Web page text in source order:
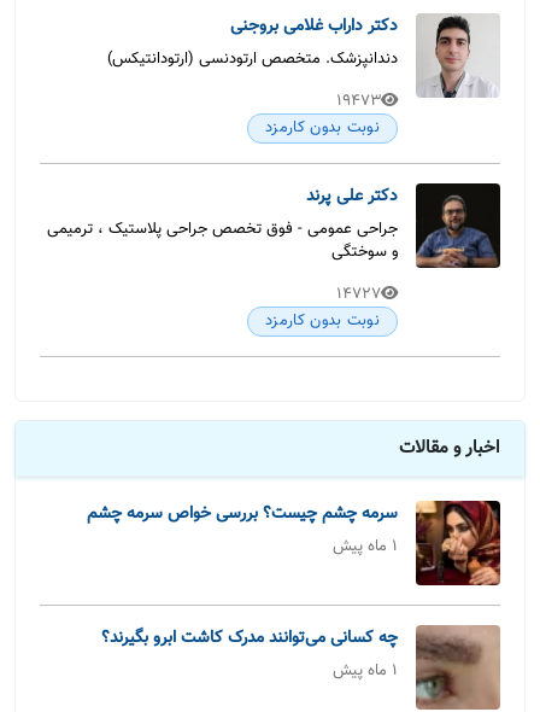
دکتر داراب غلامی بروجنی
دندانپزشک. متخصص ارتودنسی (ارتودانتیکس)
19473
نوبت بدون کارمزد
دکتر علی پرند
جراحی عمومی - فوق تخصص جراحی پلاستیک ، ترمیمی
و سوختگی
14727
نوبت بدون کارمزد
اخبار و مقالات
سرمه چشم چیست؟ بررسی خواص سرمه چشم
1 ماه پیش
چه کسانی می‌توانند مدرک کاشت ابرو بگیرند؟
1 ماه پیش